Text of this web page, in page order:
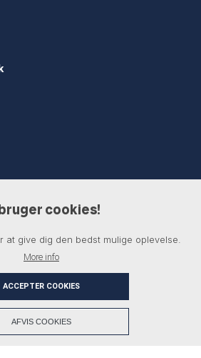
cookies!
at give dig den bedst mulige oplevelse.
More info
ACCEPTER COOKIES
AFVIS COOKIES